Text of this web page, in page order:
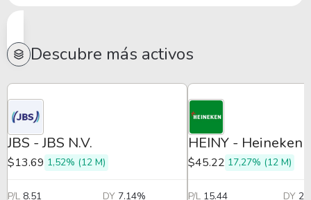
Descubre más activos
JBS - JBS N.V.
$13.69 1,52% (12 M)
P/L 8.51 DY 7.14%
HEINY - Heineken
$45.22 17,27% (12 M)
P/L 15.44 DY